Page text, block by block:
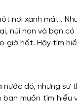
nơi xanh mát .
núi non và bạn
hết. Hãy tìm
đó, nhưng sự
muốn tìm hiểu